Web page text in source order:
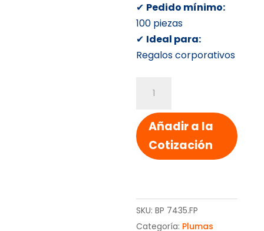
✔ Pedido mínimo:
100 piezas
✔ Ideal para:
Regalos corporativos
TIPO
CISNE
cantidad
Añadir a la
Cotización
SKU:BP 7435.FP
Categoría: Plumas